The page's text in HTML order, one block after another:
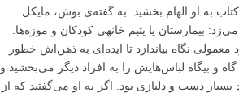
به او الهام بخشید. به گفته‌ی بوش، مایکل
همیشه در پی شکار ایده‌های تازه بود، در هر شهری بطور حتم به دو مکان سر می‌زد: بیمارستان یا یتیم خانه‎ی کودکان و موزه‌ها.
نگاه بیاندازد تا ایده‌ای به ذهن‌اش خطور
و بیگاه لباس‌هایش را به افراد دیگر می‌بخشید و
دست و دلبازی بود. اگر به او می‌گفتید که از